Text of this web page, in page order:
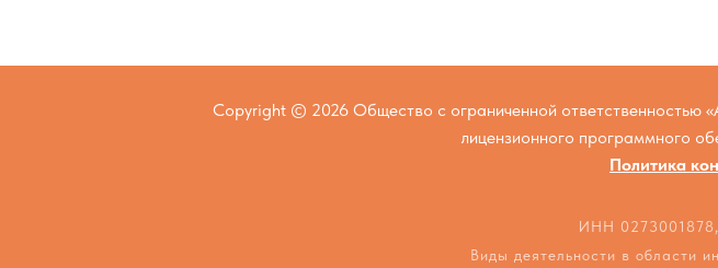
Copyright © 2026 Общество с ограниченной
лицензионного программного
Политика
ИНН
Виды деятельности в области